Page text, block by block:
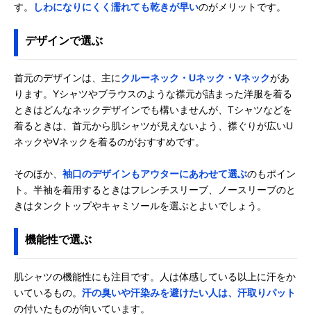
す。
しわになりにくく濡れても乾きが早いのがメリットです。
デザインで選ぶ
首元のデザインは、主にクルーネック・Uネック・Vネックがあ
ります。Yシャツやブラウスのような襟元が詰まった洋服を着る
ときはどんなネックデザインでも構いませんが、Tシャツなどを
着るときは、首元から肌シャツが見えないよう、襟ぐりが広いU
ネックやVネックを着るのがおすすめです。
そのほか、 袖口のデザインもアウターにあわせて選ぶのもポイン
ト。半袖を着用するときはフレンチスリーブ、ノースリーブのと
きはタンクトップやキャミソールを選ぶとよいでしょう。
機能性で選ぶ
肌シャツの機能性にも注目です。人は体感している以上に汗をか
いているもの。 汗の臭いや汗染みを避けたい人は、汗取りパット
の付いたものが向いています。